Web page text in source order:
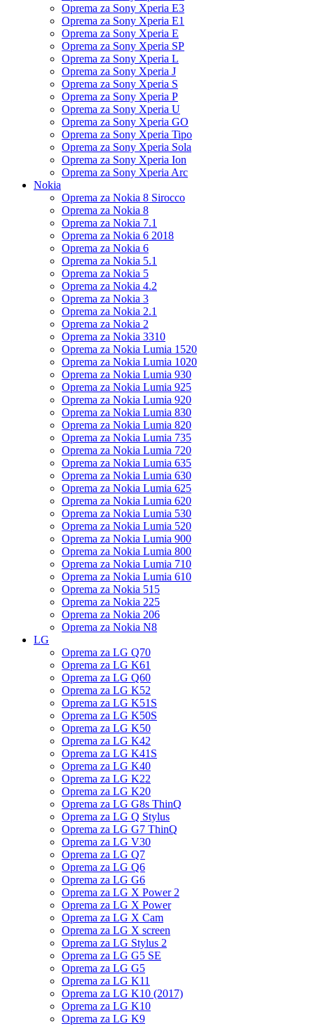
Oprema za Sony Xperia E3
Oprema za Sony Xperia E1
Oprema za Sony Xperia E
Oprema za Sony Xperia SP
Oprema za Sony Xperia L
Oprema za Sony Xperia J
Oprema za Sony Xperia S
Oprema za Sony Xperia P
Oprema za Sony Xperia U
Oprema za Sony Xperia GO
Oprema za Sony Xperia Tipo
Oprema za Sony Xperia Sola
Oprema za Sony Xperia Ion
Oprema za Sony Xperia Arc
Nokia
Oprema za Nokia 8 Sirocco
Oprema za Nokia 8
Oprema za Nokia 7.1
Oprema za Nokia 6 2018
Oprema za Nokia 6
Oprema za Nokia 5.1
Oprema za Nokia 5
Oprema za Nokia 4.2
Oprema za Nokia 3
Oprema za Nokia 2.1
Oprema za Nokia 2
Oprema za Nokia 3310
Oprema za Nokia Lumia 1520
Oprema za Nokia Lumia 1020
Oprema za Nokia Lumia 930
Oprema za Nokia Lumia 925
Oprema za Nokia Lumia 920
Oprema za Nokia Lumia 830
Oprema za Nokia Lumia 820
Oprema za Nokia Lumia 735
Oprema za Nokia Lumia 720
Oprema za Nokia Lumia 635
Oprema za Nokia Lumia 630
Oprema za Nokia Lumia 625
Oprema za Nokia Lumia 620
Oprema za Nokia Lumia 530
Oprema za Nokia Lumia 520
Oprema za Nokia Lumia 900
Oprema za Nokia Lumia 800
Oprema za Nokia Lumia 710
Oprema za Nokia Lumia 610
Oprema za Nokia 515
Oprema za Nokia 225
Oprema za Nokia 206
Oprema za Nokia N8
LG
Oprema za LG Q70
Oprema za LG K61
Oprema za LG Q60
Oprema za LG K52
Oprema za LG K51S
Oprema za LG K50S
Oprema za LG K50
Oprema za LG K42
Oprema za LG K41S
Oprema za LG K40
Oprema za LG K22
Oprema za LG K20
Oprema za LG G8s ThinQ
Oprema za LG Q Stylus
Oprema za LG G7 ThinQ
Oprema za LG V30
Oprema za LG Q7
Oprema za LG Q6
Oprema za LG G6
Oprema za LG X Power 2
Oprema za LG X Power
Oprema za LG X Cam
Oprema za LG X screen
Oprema za LG Stylus 2
Oprema za LG G5 SE
Oprema za LG G5
Oprema za LG K11
Oprema za LG K10 (2017)
Oprema za LG K10
Oprema za LG K9